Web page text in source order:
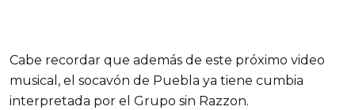
Cabe recordar que además de este próximo video
musical, el socavón de Puebla ya tiene cumbia
interpretada por el Grupo sin Razzon.